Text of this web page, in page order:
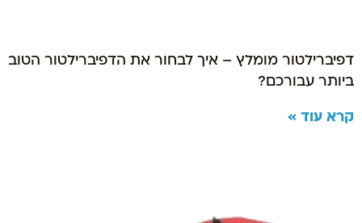
דפיברילטור מומלץ – איך לבחור את הדפיברילטור הטוב
ביותר עבורכם?
קרא עוד »